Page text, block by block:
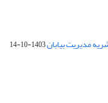
مدیریت بیابان1403-10-14